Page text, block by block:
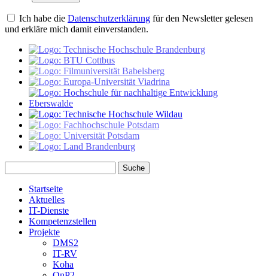
Ich habe die Datenschutzerklärung für den Newsletter gelesen
und erkläre mich damit einverstanden.
Suche
Startseite
Aktuelles
IT-Dienste
Kompetenzstellen
Projekte
DMS2
IT-RV
Koha